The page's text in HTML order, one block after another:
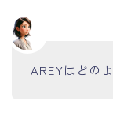
AREYはどの